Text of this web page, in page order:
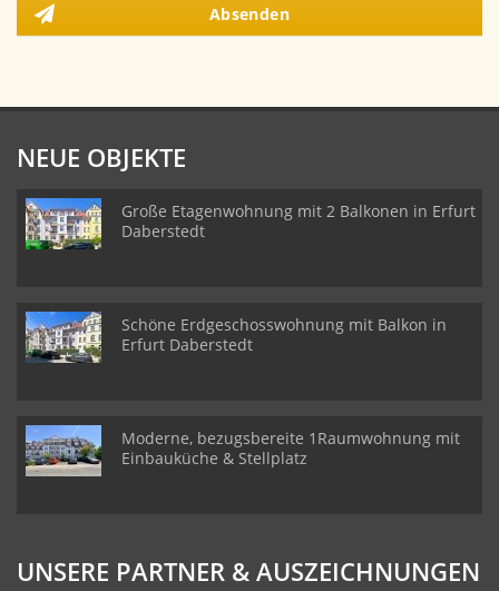
Absenden
NEUE OBJEKTE
Große Etagenwohnung mit 2 Balkonen in Erfurt
Daberstedt
Schöne Erdgeschosswohnung mit Balkon in
Erfurt Daberstedt
Moderne, bezugsbereite 1Raumwohnung mit
Einbauküche & Stellplatz
UNSERE PARTNER & AUSZEICHNUNGEN